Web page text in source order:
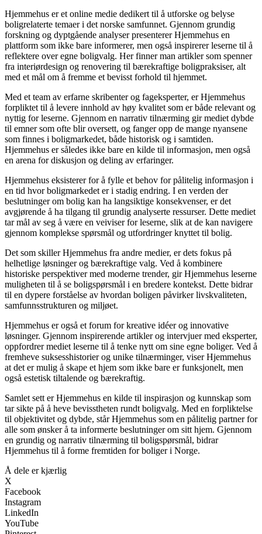
Hjemmehus er et online medie dedikert til å utforske og belyse
boligrelaterte temaer i det norske samfunnet. Gjennom grundig
forskning og dyptgående analyser presenterer Hjemmehus en
plattform som ikke bare informerer, men også inspirerer leserne til å
reflektere over egne boligvalg. Her finner man artikler som spenner
fra interiørdesign og renovering til bærekraftige boligpraksiser, alt
med et mål om å fremme et bevisst forhold til hjemmet.
Med et team av erfarne skribenter og fageksperter, er Hjemmehus
forpliktet til å levere innhold av høy kvalitet som er både relevant og
nyttig for leserne. Gjennom en narrativ tilnærming gir mediet dybde
til emner som ofte blir oversett, og fanger opp de mange nyansene
som finnes i boligmarkedet, både historisk og i samtiden.
Hjemmehus er således ikke bare en kilde til informasjon, men også
en arena for diskusjon og deling av erfaringer.
Hjemmehus eksisterer for å fylle et behov for pålitelig informasjon i
en tid hvor boligmarkedet er i stadig endring. I en verden der
beslutninger om bolig kan ha langsiktige konsekvenser, er det
avgjørende å ha tilgang til grundig analyserte ressurser. Dette mediet
tar mål av seg å være en veiviser for leserne, slik at de kan navigere
gjennom komplekse spørsmål og utfordringer knyttet til bolig.
Det som skiller Hjemmehus fra andre medier, er dets fokus på
helhetlige løsninger og bærekraftige valg. Ved å kombinere
historiske perspektiver med moderne trender, gir Hjemmehus leserne
muligheten til å se boligspørsmål i en bredere kontekst. Dette bidrar
til en dypere forståelse av hvordan boligen påvirker livskvaliteten,
samfunnsstrukturen og miljøet.
Hjemmehus er også et forum for kreative idéer og innovative
løsninger. Gjennom inspirerende artikler og intervjuer med eksperter,
oppfordrer mediet leserne til å tenke nytt om sine egne boliger. Ved å
fremheve suksesshistorier og unike tilnærminger, viser Hjemmehus
at det er mulig å skape et hjem som ikke bare er funksjonelt, men
også estetisk tiltalende og bærekraftig.
Samlet sett er Hjemmehus en kilde til inspirasjon og kunnskap som
tar sikte på å heve bevisstheten rundt boligvalg. Med en forpliktelse
til objektivitet og dybde, står Hjemmehus som en pålitelig partner for
alle som ønsker å ta informerte beslutninger om sitt hjem. Gjennom
en grundig og narrativ tilnærming til boligspørsmål, bidrar
Hjemmehus til å forme fremtiden for boliger i Norge.
Å dele er kjærlig
X
Facebook
Instagram
LinkedIn
YouTube